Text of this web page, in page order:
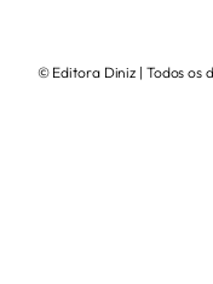
© Editora Diniz | Todos os